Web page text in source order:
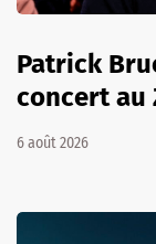
Patrick
concert au
6 août 2026